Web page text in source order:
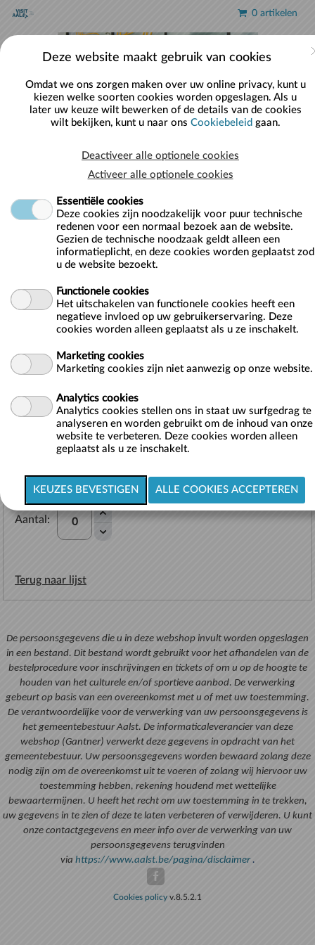
Naar hoofdinhoud
0 artikelen
Brochure In de voetsporen van Daens
Brochure met wandelroute langs historische plaatsen in het leven
Delen:
€ 2,00
Aantal:
Terug naar lijst
De persoonsgegevens die u in deze webshop invult worden opgeslagen
in een bestand. Dit bestand wordt gebruikt voor het afhandelen van de
bestelprocedure voor inschrijvingen en tickets of om u op de hoogte te
houden van het culturele en/of sportieve aanbod. De verwerking
gebeurt op basis van een overeenkomst met u of met uw toestemming.
De verantwoordelijke voor de verwerking van uw persoonsgegevens is
het gemeentebestuur Aalst. De informaticaleverancier van deze
webshop (Gantner) verwerkt deze gegevens in opdracht van het
gemeentebestuur. Uw persoonsgegevens worden bewaard zolang deze
nodig zijn om de overeenkomst uit te voeren of zolang wij hiervoor uw
toestemming hebben, rekening houdend met wettelijke
bewaartermijnen. U heeft het recht om uw toestemming in te trekken,
uw gegevens in te zien of deze te laten verbeteren of verwijderen. U kunt
onze contactgegevens en meer info over de verwerking van uw
persoonsgegevens terugvinden
via https://www.aalst.be/pagina/disclaimer .
Cookies policy v.8.5.2.1
Deze website maakt gebruik van cookies
Omdat we ons zorgen maken over uw online privacy, kunt u
kiezen welke soorten cookies worden opgeslagen. Als u
later uw keuze wilt bewerken of de details van de cookies
wilt bekijken, kunt u naar ons Cookiebeleid gaan.
Deactiveer alle optionele cookies
Activeer alle optionele cookies
Essentiële cookies
Deze cookies zijn noodzakelijk voor puur technische
redenen voor een normaal bezoek aan de website.
Gezien de technische noodzaak geldt alleen een
informatieplicht, en deze cookies worden geplaatst
u de website bezoekt.
Functionele cookies
Het uitschakelen van functionele cookies heeft een
negatieve invloed op uw gebruikerservaring. Deze
cookies worden alleen geplaatst als u ze inschakelt.
Marketing cookies
Marketing cookies zijn niet aanwezig op onze website.
Analytics cookies
Analytics cookies stellen ons in staat uw surfgedrag te
analyseren en worden gebruikt om de inhoud van onze
website te verbeteren. Deze cookies worden alleen
geplaatst als u ze inschakelt.